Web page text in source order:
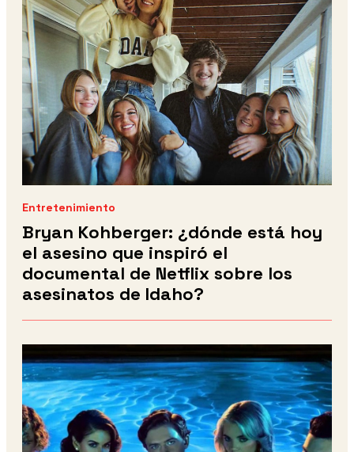
Entretenimiento
Bryan Kohberger: ¿dónde está hoy
el asesino que inspiró el
documental de Netflix sobre los
asesinatos de Idaho?